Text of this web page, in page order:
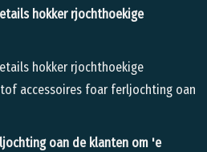
hokker rjochthoekige
hokker rjochthoekige
accessoires foar ferljochting oan
oan de klanten om 'e